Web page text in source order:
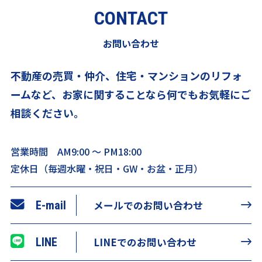
CONTACT
お問い合わせ
不動産の売買・仲介、住宅・マンションのリフォ
ームなど、 お家に関することなら何でもお気軽にご
相談ください。
営業時間 AM9:00 ～ PM18:00
定休日（毎週水曜・祝日・GW・お盆・正月）
E-mail メールでのお問い合わせ
LINE LINEでのお問い合わせ